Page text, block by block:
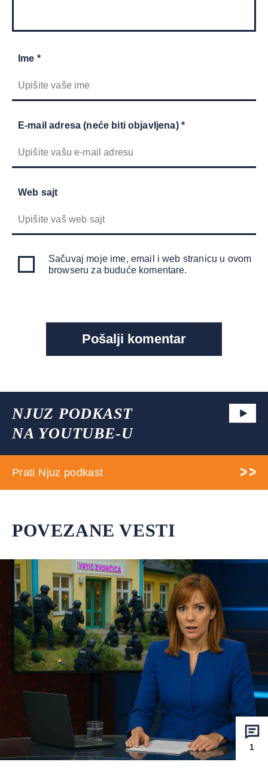
Ime *
E-mail adresa (neće biti objavljena) *
Web sajt
Sačuvaj moje ime, email i web stranicu u ovom
browseru za buduće komentare.
NJUZ PODKAST
NA YOUTUBE-U
Prati Njuz podkast
POVEZANE VESTI
1